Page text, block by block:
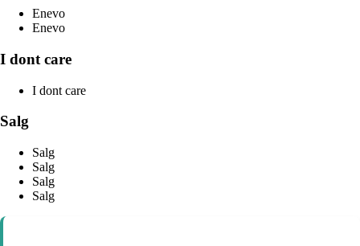
Enevo
Enevo
I dont care
I dont care
Salg
Salg
Salg
Salg
Salg